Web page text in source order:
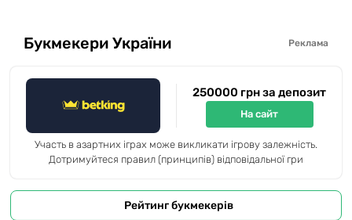
Букмекери України Реклама
250000 грн за депозит
На сайт
Участь в азартних іграх може викликати ігрову залежність.
Дотримуйтеся правил (принципів) відповідальної гри
Рейтинг букмекерів